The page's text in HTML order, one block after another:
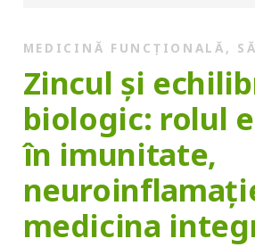
MEDICINĂ FUNCȚIONALĂ ,
Zincul și
biologic: rolul
în imunitate,
medicina